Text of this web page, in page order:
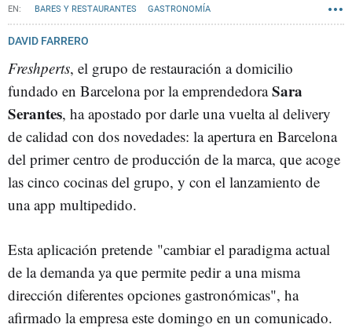
BARES Y RESTAURANTES GASTRONOMÍA
DAVID FARRERO
Freshperts, el grupo de restauración a domicilio
fundado en Barcelona por la emprendedoraSara
Serantes, ha apostado por darle una vuelta al delivery
de calidad con dos novedades: la apertura en Barcelona
del primer centro de producción de la marca, que acoge
las cinco cocinas del grupo, y con el lanzamiento de
una app multipedido.
Esta aplicación pretende "cambiar el paradigma actual
de la demanda ya que permite pedir a una misma
dirección diferentes opciones gastronómicas", ha
afirmado la empresa este domingo en un comunicado.